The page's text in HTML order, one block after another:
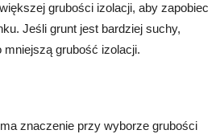
grubości izolacji, aby zapobiec
Jeśli grunt jest bardziej suchy,
grubość izolacji.
znaczenie przy wyborze grubości